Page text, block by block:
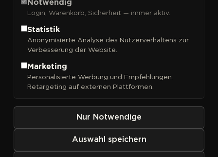
Sortieren nach
Notwendig
Login, Warenkorb, Sicherheit — immer aktiv.
Statistik
Anonymisierte Analyse des Nutzerverhaltens zur
Verbesserung der Website.
Marketing
Personalisierte Werbung und Empfehlungen.
Retargeting auf externen Plattformen.
Nur Notwendige
Auswahl speichern